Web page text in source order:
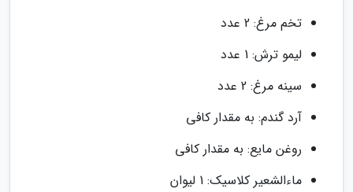
تخم مرغ: 2 عدد
لیمو ترش: 1 عدد
سینه مرغ: 2 عدد
آرد گندم: به مقدار کافی
روغن مایع: به مقدار کافی
ماءالشعیر کلاسیک: 1 لیوان